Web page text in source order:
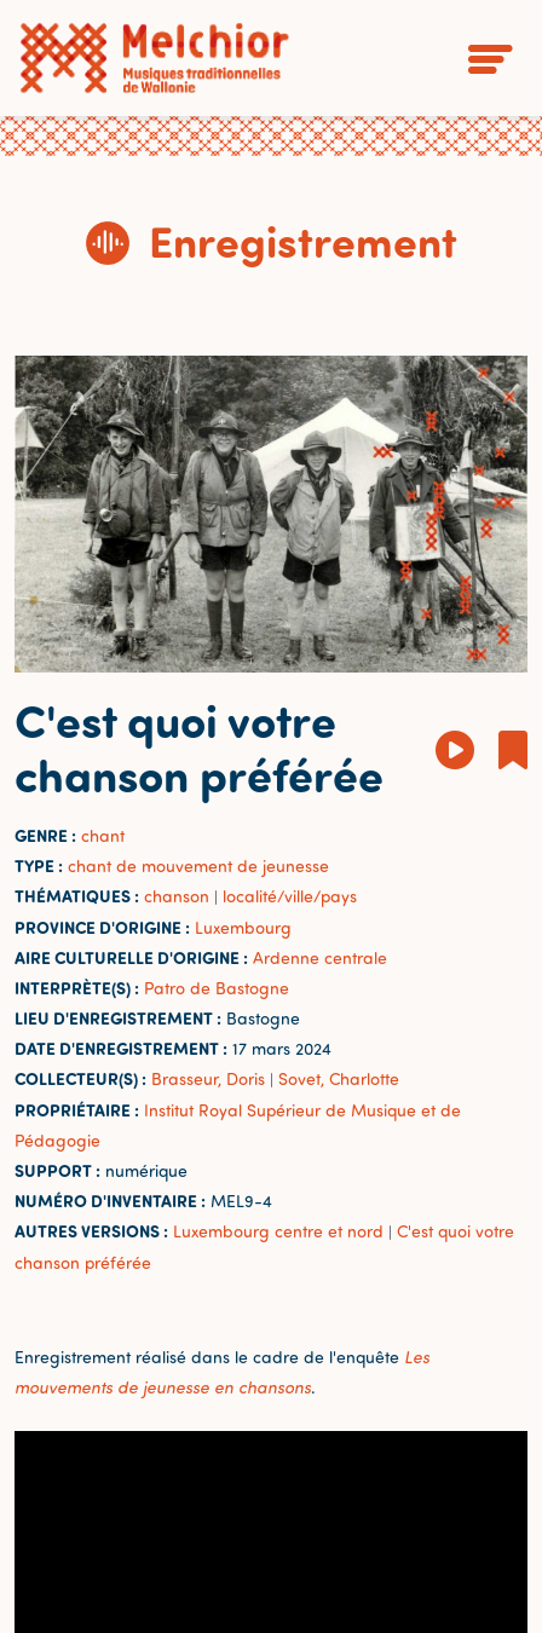
Enregistrement
C'est quoi votre
chanson préférée
GENRE : chant
TYPE : chant de mouvement de jeunesse
THÉMATIQUES : chanson | localité/ville/pays
PROVINCE D'ORIGINE : Luxembourg
AIRE CULTURELLE D'ORIGINE : Ardenne centrale
INTERPRÈTE(S) : Patro de Bastogne
LIEU D'ENREGISTREMENT : Bastogne
DATE D'ENREGISTREMENT : 17 mars 2024
COLLECTEUR(S) : Brasseur, Doris | Sovet, Charlotte
PROPRIÉTAIRE : Institut Royal Supérieur de Musique et de
Pédagogie
SUPPORT : numérique
NUMÉRO D'INVENTAIRE : MEL9-4
AUTRES VERSIONS : Luxembourg centre et nord | C'est quoi votre
chanson préférée
Enregistrement réalisé dans le cadre de l'enquête Les
mouvements de jeunesse en chansons.